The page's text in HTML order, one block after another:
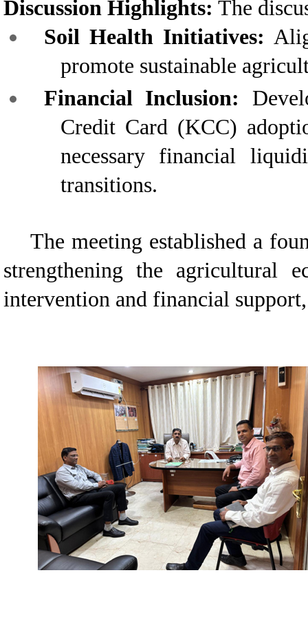
Discussion Highlights: The
Soil Health Initiatives:
promote sustainable
Financial Inclusion:
Credit Card (KCC)
necessary financial
transitions.
The meeting established a
strengthening the agricultural
intervention and financial